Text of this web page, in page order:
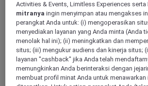
World
Europe
France
Rhone-Alps
SAVOIE
Challes les Eaux
Activities & Events, Limitless Experiences
mitranya ingin menyimpan atau mengakses
perangkat Anda untuk: (i) mengoperasikan
menyediakan layanan yang Anda minta (Anda
menolak hal ini); (ii) meningkatkan dan
situs; (iii) mengukur audiens dan kinerja situs;
layanan "cashback" jika Anda telah
memungkinkan Anda berinteraksi dengan
membuat profil minat Anda untuk menawarkan